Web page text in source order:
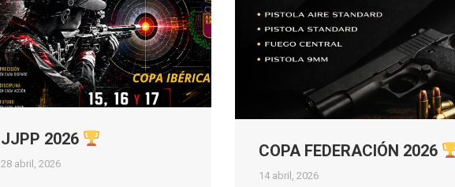
JJPP 2026
28 abril, 2026
COPA FEDERACIÓN 2026
14 abril, 2026